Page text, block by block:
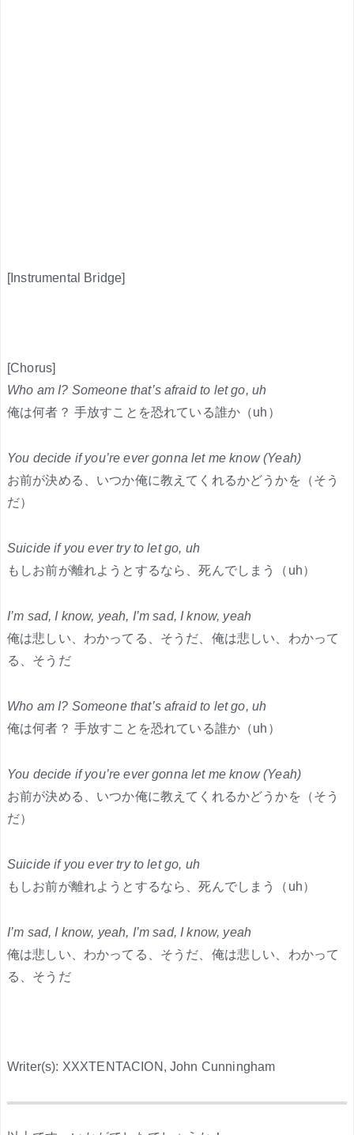
[Instrumental Bridge]
[Chorus]
Who am I? Someone that’s afraid to let go, uh
俺は何者？ 手放すことを恐れている誰か（uh）
You decide if you’re ever gonna let me know (Yeah)
お前が決める、いつか俺に教えてくれるかどうかを（そう
だ）
Suicide if you ever try to let go, uh
もしお前が離れようとするなら、死んでしまう（uh）
I’m sad, I know, yeah, I’m sad, I know, yeah
俺は悲しい、わかってる、そうだ、俺は悲しい、わかって
る、そうだ
Who am I? Someone that’s afraid to let go, uh
俺は何者？ 手放すことを恐れている誰か（uh）
You decide if you’re ever gonna let me know (Yeah)
お前が決める、いつか俺に教えてくれるかどうかを（そう
だ）
Suicide if you ever try to let go, uh
もしお前が離れようとするなら、死んでしまう（uh）
I’m sad, I know, yeah, I’m sad, I know, yeah
俺は悲しい、わかってる、そうだ、俺は悲しい、わかって
る、そうだ
Writer(s): XXXTENTACION, John Cunningham